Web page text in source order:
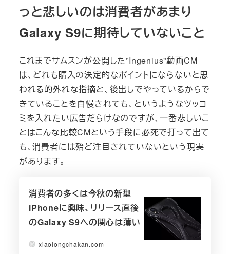
っと悲しいのは消費者があまり
Galaxy S9に期待していないこと
これまでサムスンが公開した”Ingenius”動画CM
は、どれも購入の決定的なポイントにならないと思
われる的外れな指摘と、後出しでやっているからで
きていることを自慢されても、というようなツッコ
ミを入れたい広告だらけなのですが、一番悲しいこ
とはこんな比較CMという手段に必死で打って出て
も、消費者には殆ど注目されていないという現実
があります。
消費者の多くは今秋の新型
iPhoneに興味、リリース直後
のGalaxy S9への関心は薄い
xiaolongchakan.com